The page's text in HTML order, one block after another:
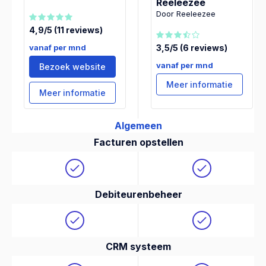
4,9/5 (11 reviews)
vanaf per mnd
Bezoek website
Meer informatie
Reeleezee
Door Reeleezee
3,5/5 (6 reviews)
vanaf per mnd
Meer informatie
Algemeen
Facturen opstellen
Debiteurenbeheer
CRM systeem